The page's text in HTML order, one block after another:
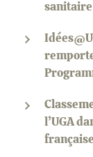
sanitaire
l’UGA